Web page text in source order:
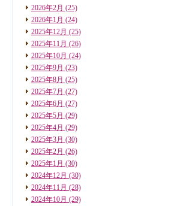
2026年2月 (25)
2026年1月 (24)
2025年12月 (25)
2025年11月 (26)
2025年10月 (24)
2025年9月 (23)
2025年8月 (25)
2025年7月 (27)
2025年6月 (27)
2025年5月 (29)
2025年4月 (29)
2025年3月 (30)
2025年2月 (26)
2025年1月 (30)
2024年12月 (30)
2024年11月 (28)
2024年10月 (29)